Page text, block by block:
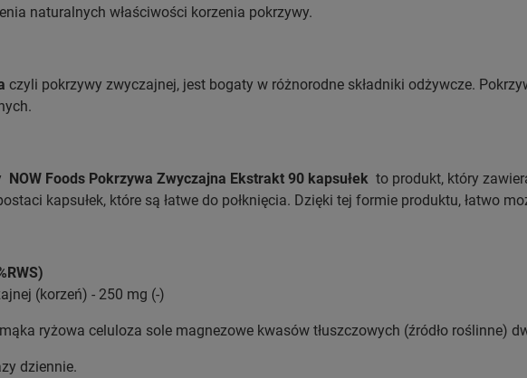
naturalnych właściwości korzenia pokrzywy.
czyli pokrzywy zwyczajnej, jest bogaty w różnorodne składniki odżywcze.
NOW Foods Pokrzywa Zwyczajna Ekstrakt 90 kapsułek to produkt, który
kapsułek, które są łatwe do połknięcia. Dzięki tej formie produktu, łatwo
(korzeń) - 250 mg (-)
ryżowa celuloza sole magnezowe kwasów tłuszczowych (źródło roślinne)
dziennie.